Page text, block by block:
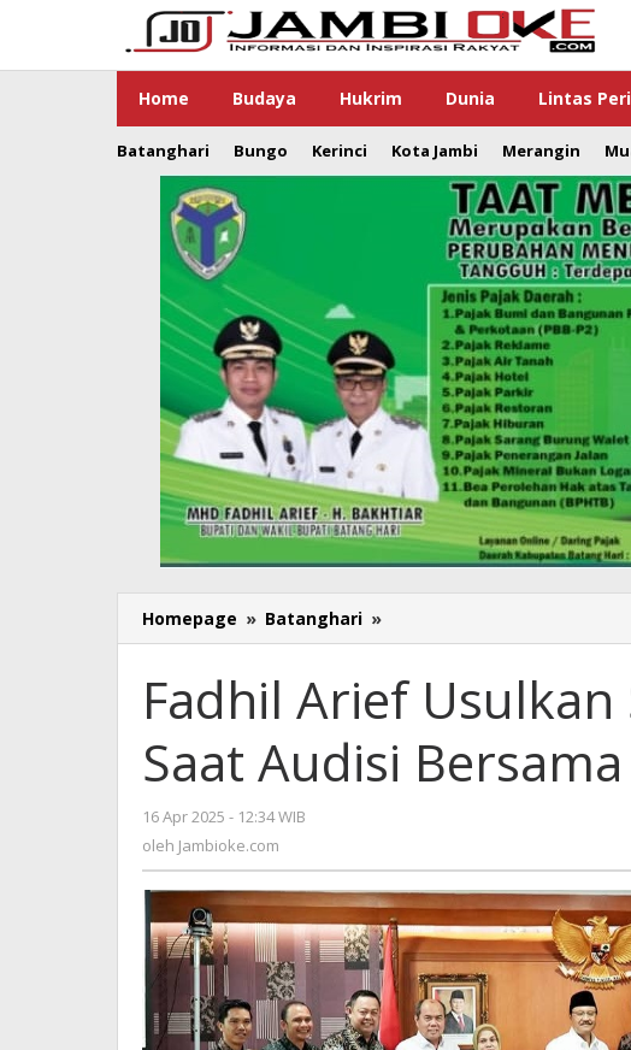
Home Budaya Hukrim Dunia Lintas
Batanghari Bungo Kerinci Kota Jambi Merangin
Homepage » Batanghari »
Arief
Sekolah
Rakyat
Saat
Audisi
RI
Fadhil Arief Usulkan
Saat Audisi
16 Apr 2025 - 12:34 WIB
oleh Jambioke.com